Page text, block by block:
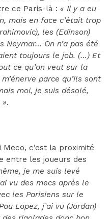
ce Paris-là : « Il y a eu
mais en face c’était trop
les (Edinson)
Neymar… On n’a pas été
toujours le job. (…) Et
ce qu’on veut sur la
parce qu’ils sont
moi, je suis désolé,
».
c’est la proximité
entre les joueurs des
je me suis levé
vu des mecs après le
les Parisiens sur le
Lopez, j’ai vu (Jordan)